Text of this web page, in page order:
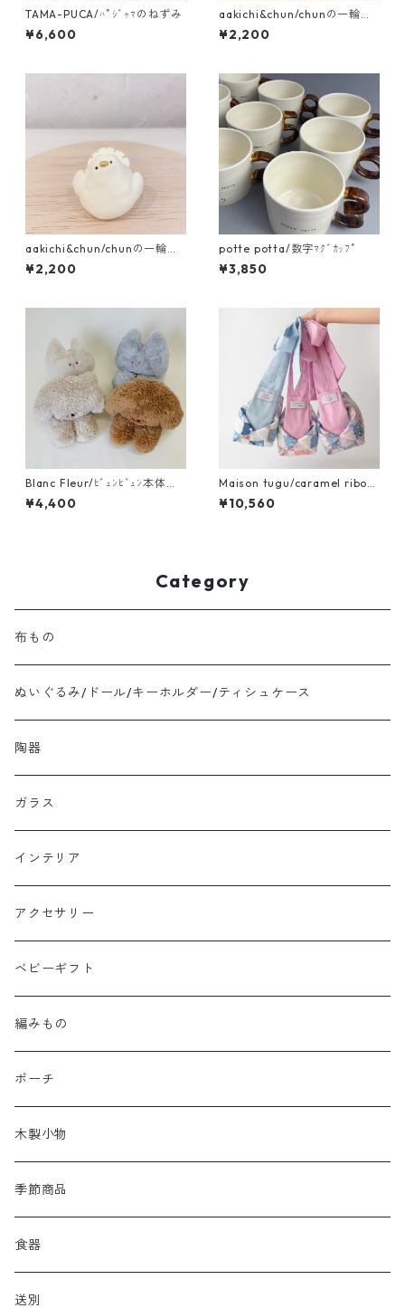
TAMA-PUCA/ﾊﾟｼﾞｬﾏのねずみ
¥6,600
aakichi&chun/chunの一輪挿
し 乗っかりたまご
¥2,200
aakichi&chun/chunの一輪挿
し ｸｼﾞｬｸﾊﾞﾄ
¥2,200
potte potta/数字ﾏｸﾞｶｯﾌﾟ
¥3,850
Blanc Fleur/ﾋﾞｭﾝﾋﾞｭﾝ本体
（大）
¥4,400
Maison tugu/caramel ribon
bag
¥10,560
Category
布もの
ぬいぐるみ/ドール/キーホルダー/ティシュケース
陶器
ガラス
インテリア
アクセサリー
ベビーギフト
編みもの
ポーチ
木製小物
季節商品
食器
送別